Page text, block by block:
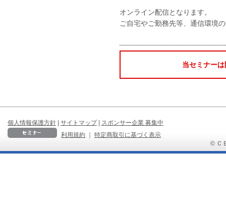
オンライン配信となります。
ご自宅やご勤務先等、通信環境
当セミナー
個人情報保護方針 | サイトマップ | スポンサー企業 募集中
利用規約
｜
特定商取引に基づく表示
© Ｃ